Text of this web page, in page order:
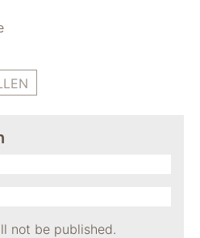
not be published.